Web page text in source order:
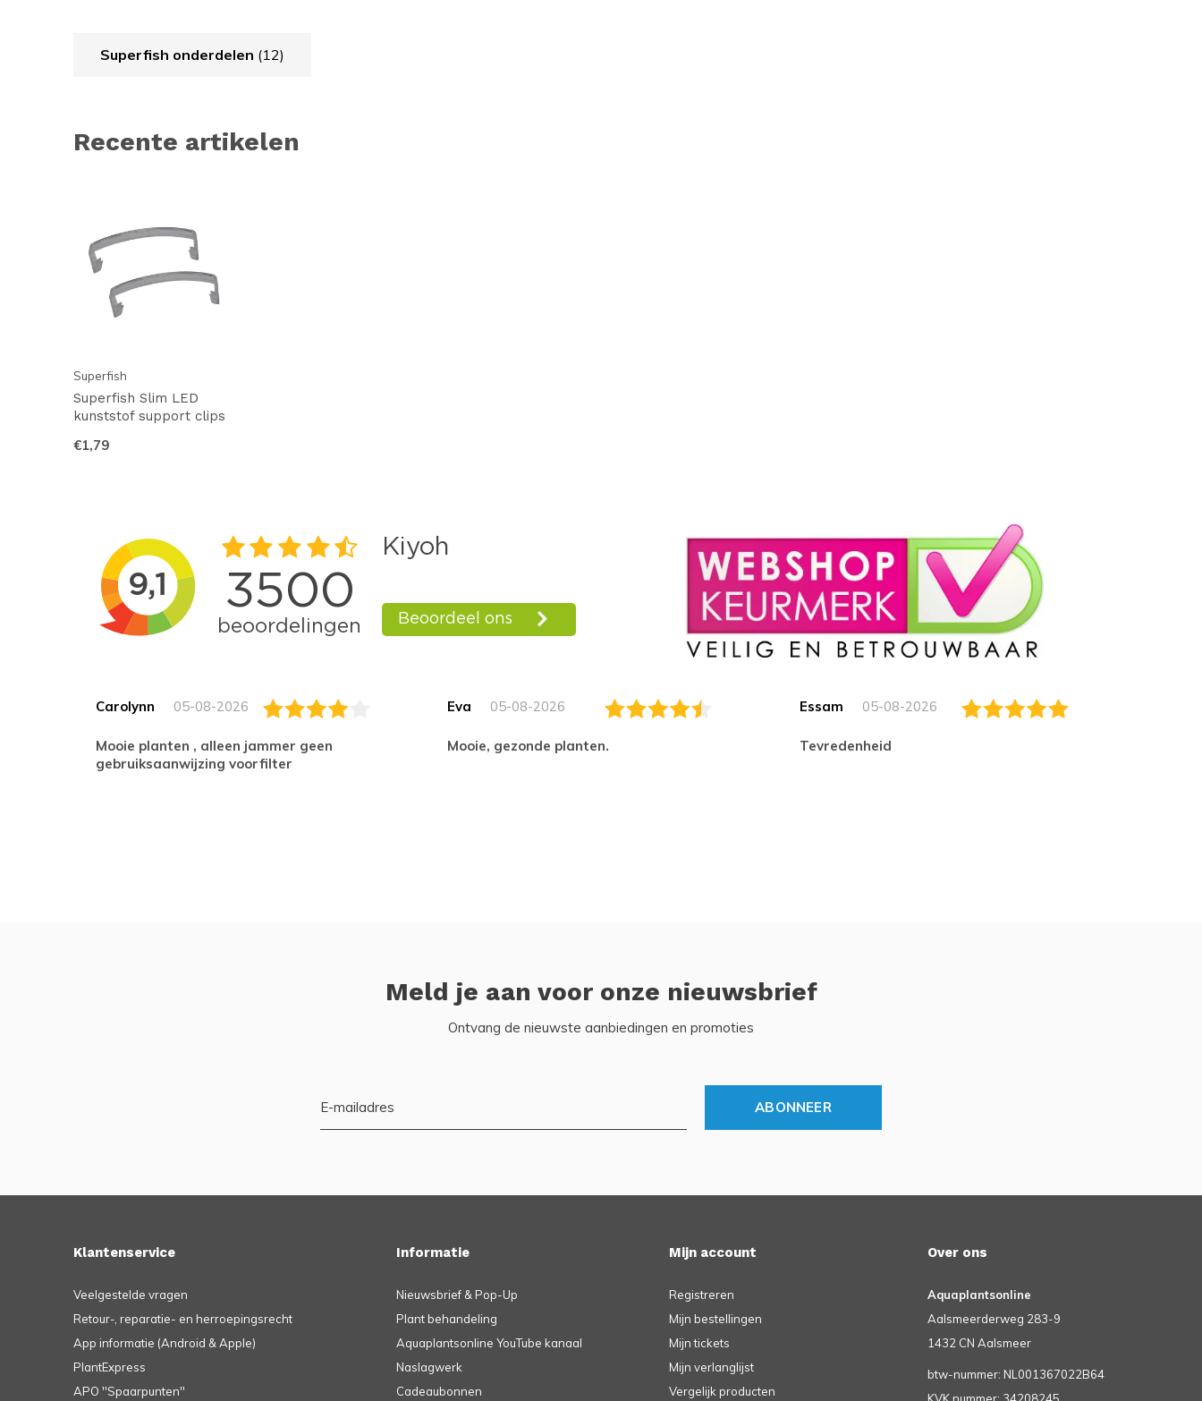
Superfish onderdelen (12)
Recente artikelen
Superfish
Superfish Slim LED
kunststof support clips
€1,79
Carolynn 05-08-2026
Mooie planten , alleen jammer geen
gebruiksaanwijzing voorfilter
Eva 05-08-2026
Mooie, gezonde planten.
Essam 05-08-2026
tevredenheid
Meld je aan voor onze nieuwsbrief
Ontvang de nieuwste aanbiedingen en promoties
ABONNEER
Klantenservice
Veelgestelde vragen
Retour-, reparatie- en herroepingsrecht
App informatie (Android & Apple)
PlantExpress
APO ''Spaarpunten''
Informatie
Nieuwsbrief & Pop-Up
Plant behandeling
Aquaplantsonline YouTube kanaal
Naslagwerk
Cadeaubonnen
Mijn account
Registreren
Mijn bestellingen
Mijn tickets
Mijn verlanglijst
Vergelijk producten
Over ons
Aquaplantsonline
Aalsmeerderweg 283-9
1432 CN Aalsmeer
btw-nummer: NL001367022B64